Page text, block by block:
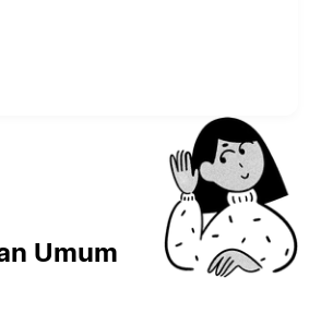
Umum